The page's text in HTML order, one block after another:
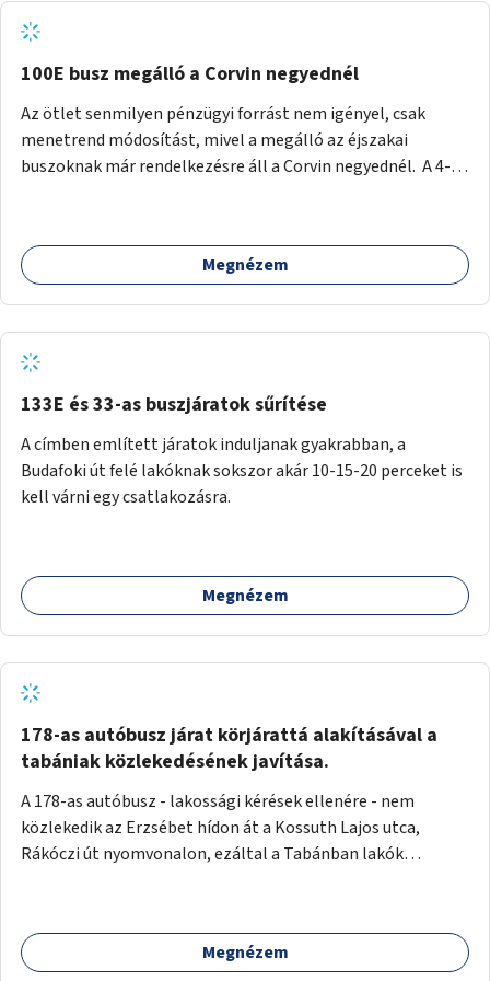
tud állni a megállóba. A környéken a tömegközlekedés
csúcsidőben már most is fullos, a Bosnyák téri beruházások
befejeztével hatványozódni fog az utazási igény.
100E busz megálló a Corvin negyednél
Az ötlet senmilyen pénzügyi forrást nem igényel, csak
menetrend módosítást, mivel a megálló az éjszakai
buszoknak már rendelkezésre áll a Corvin negyednél. A 4-es
ha a 100E reptéri busz a Corvin negyed metrómegállónál is
megállna - főleg éjjel, amikor a metró nem jár, és a 200E
nem hosszabbítaná meg sokkal, a 4-6 vonalán lakóknak
viszont a Kálvin tér-Corvin negyed utat megspórolva 10-15
perccel rövidítheti az utazási idejét.
Megnézem
133E és 33-as buszjáratok sűrítése
A címben említett járatok induljanak gyakrabban, a
Budafoki út felé lakóknak sokszor akár 10-15-20 perceket is
kell várni egy csatlakozásra.
Megnézem
178-as autóbusz járat körjárattá alakításával a
tabániak közlekedésének javítása.
A 178-as autóbusz - lakossági kérések ellenére - nem
közlekedik az Erzsébet hídon át a Kossuth Lajos utca,
Rákóczi út nyomvonalon, ezáltal a Tabánban lakók
járattal feljutni a Naphegyre, ahol iskola és óvoda is van a
körzetben élők számára. Megoldás lenne, ha a 178-as
Megnézem